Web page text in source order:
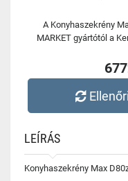
A Konyhaszekrény
MARKET gyártótól a
LEÍRÁS
Konyhaszekrény Max